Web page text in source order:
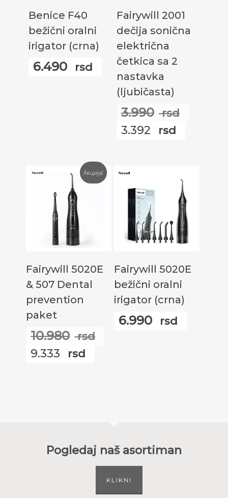
Benice F40
bežični oralni
irigator (crna)
6.490 rsd
Fairywill 2001
dečija sonična
električna
četkica sa 2
nastavka
(ljubičasta)
3.990 rsd
3.392 rsd
Акција!
Fairywill 5020E
& 507 Dental
prevention
paket
10.980 rsd
9.333 rsd
Fairywill 5020E
bežični oralni
irigator (crna)
6.990 rsd
Pogledaj naš asortiman
KLIKNI